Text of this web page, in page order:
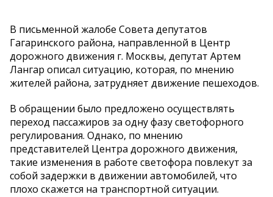
В письменной жалобе Совета депутатов
Гагаринского района, направленной в Центр
дорожного движения г. Москвы, депутат Артем
Лангар описал ситуацию, которая, по мнению
жителей района, затрудняет движение пешеходов.
В обращении было предложено осуществлять
переход пассажиров за одну фазу светофорного
регулирования. Однако, по мнению
представителей Центра дорожного движения,
такие изменения в работе светофора повлекут за
собой задержки в движении автомобилей, что
плохо скажется на транспортной ситуации.